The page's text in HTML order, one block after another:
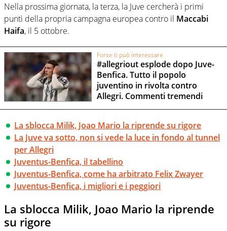
Nella prossima giornata, la terza, la Juve cercherà i primi
punti della propria campagna europea contro il Maccabi
Haifa, il 5 ottobre.
Forse ti può interessare
#allegriout esplode dopo Juve-
Benfica. Tutto il popolo
juventino in rivolta contro
Allegri. Commenti tremendi
La sblocca Milik, Joao Mario la riprende su rigore
La Juve va sotto, non si vede la luce in fondo al tunnel
per Allegri
Juventus-Benfica, il tabellino
Juventus-Benfica, come ha arbitrato Felix Zwayer
Juventus-Benfica, i migliori e i peggiori
La sblocca Milik, Joao Mario la riprende
su rigore